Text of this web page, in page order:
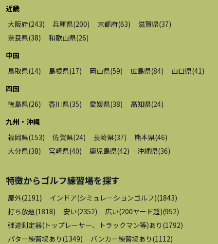
近畿
大阪府(243) 兵庫県(200) 京都府(63) 滋賀県(37)
奈良県(38) 和歌山県(26)
中国
鳥取県(14) 島根県(17) 岡山県(59) 広島県(84) 山口県(41 )
四国
徳島県(26) 香川県(35) 愛媛県(38) 高知県(24)
九州・沖縄
福岡県(153) 佐賀県(24) 長崎県(37) 熊本県(46)
大分県(38) 宮崎県(40) 鹿児島県(42) 沖縄県(36)
特徴からゴルフ練習場を探す
屋外(2191 ) インドア(シミュレーションゴルフ)(1843)
打ち放題(1818) 安い(2352) 広い(200ヤード超)(952)
弾道測定器(トップレーサー、トラックマン等)あり (1792)
パター練習場あり (1349) バンカー練習場あり (1112)